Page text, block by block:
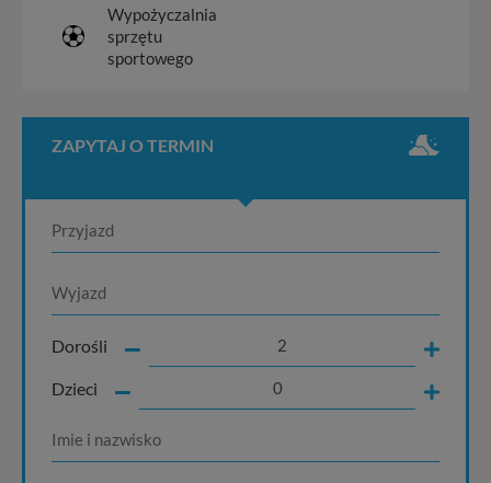
Wypożyczalnia
sprzętu
sportowego
ZAPYTAJ O TERMIN
Dorośli
Dzieci